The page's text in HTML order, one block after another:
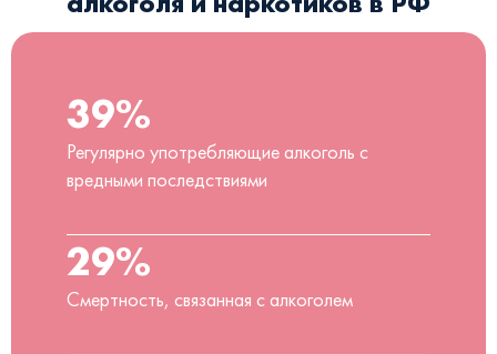
39%
Регулярно употребляющие алкоголь с
вредными последствиями
29%
Смертность, связанная с алкоголем